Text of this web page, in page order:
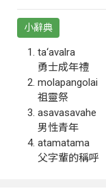
小辭典
ta‘avalra
勇士成年禮
molapangolai
祖靈祭
asavasavahe
男性青年
atamatama
父字輩的稱呼